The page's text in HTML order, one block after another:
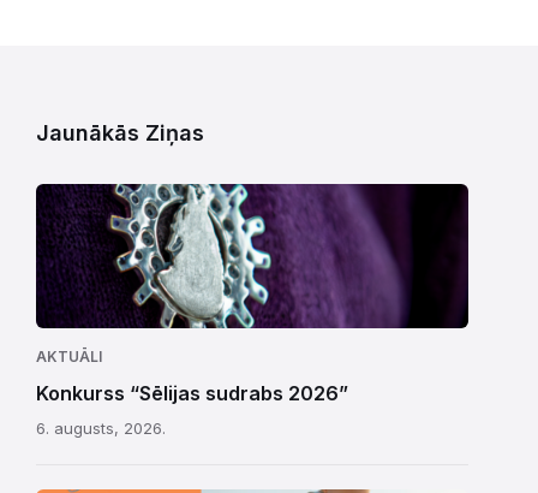
Jaunākās Ziņas
AKTUĀLI
Konkurss “Sēlijas sudrabs 2026”
6. augusts, 2026.